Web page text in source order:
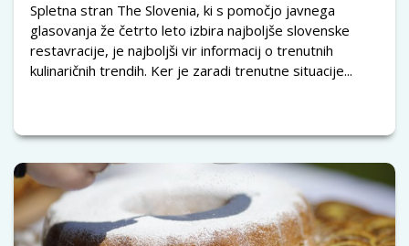
Spletna stran The Slovenia, ki s pomočjo javnega
glasovanja že četrto leto izbira najboljše slovenske
restavracije, je najboljši vir informacij o trenutnih
kulinaričnih trendih. Ker je zaradi trenutne situacije...